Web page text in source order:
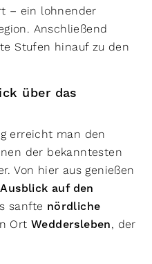
– ein lohnender
Anschließend
Stufen hinauf zu den
über das
erreicht man den
der bekanntesten
Von hier aus genießen
Ausblick auf den
sanfte nördliche
OrtWeddersleben, der